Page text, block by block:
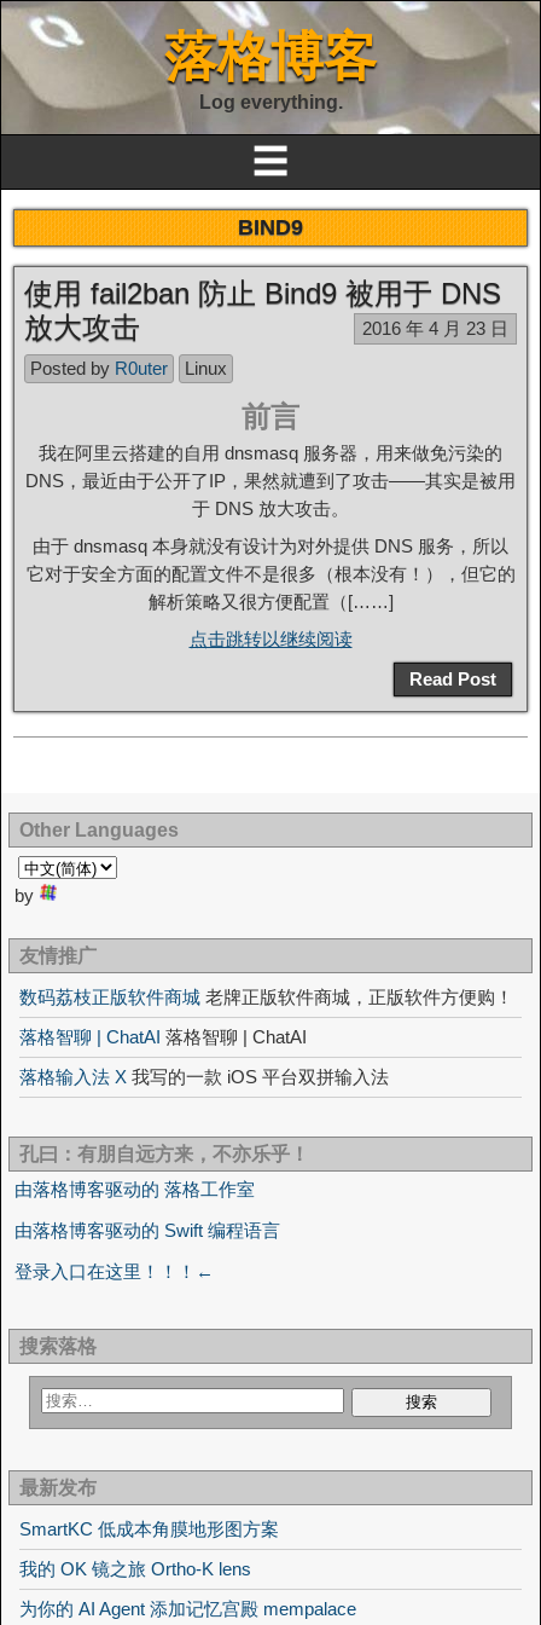
落格博客
Log everything.
☰
BIND9
使用 fail2ban 防止 Bind9 被用于 DNS
放大攻击
2016 年 4 月 23 日
Posted by R0uter Linux
前言
我在阿里云搭建的自用 dnsmasq 服务器，用来做免污染的
DNS，最近由于公开了IP，果然就遭到了攻击——其实是被用
于 DNS 放大攻击。
由于 dnsmasq 本身就没有设计为对外提供 DNS 服务，所以
它对于安全方面的配置文件不是很多（根本没有！），但它的
解析策略又很方便配置（[……]
点击跳转以继续阅读
Read Post
Other Languages
by
友情推广
数码荔枝正版软件商城 老牌正版软件商城，正版软件方便购！
落格智聊 | ChatAI 落格智聊 | ChatAI
落格输入法 X 我写的一款 iOS 平台双拼输入法
孔曰：有朋自远方来，不亦乐乎！
由落格博客驱动的 落格工作室
由落格博客驱动的 Swift 编程语言
登录入口在这里！！！←
搜索落格
最新发布
SmartKC 低成本角膜地形图方案
我的 OK 镜之旅 Ortho-K lens
为你的 AI Agent 添加记忆宫殿 mempalace